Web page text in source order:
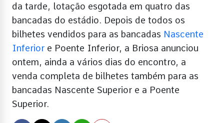
da tarde, lotação esgotada em quatro das
bancadas do estádio. Depois de todos os
bilhetes vendidos para as bancadas Nascente
Inferior e Poente Inferior, a Briosa anunciou
ontem, ainda a vários dias do encontro, a
venda completa de bilhetes também para as
bancadas Nascente Superior e a Poente
Superior.